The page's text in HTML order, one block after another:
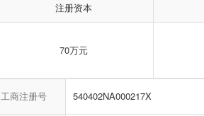
注册资本
70万元
工商注册号 540402NA000217X